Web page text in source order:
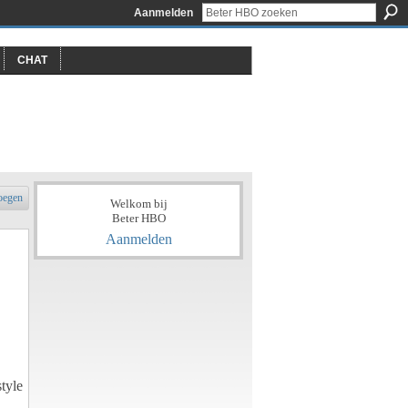
Aanmelden
CHAT
Welkom bij
Beter HBO
Aanmelden